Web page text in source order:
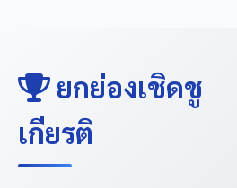
ยกย่องเชิดชู
เกียรติ